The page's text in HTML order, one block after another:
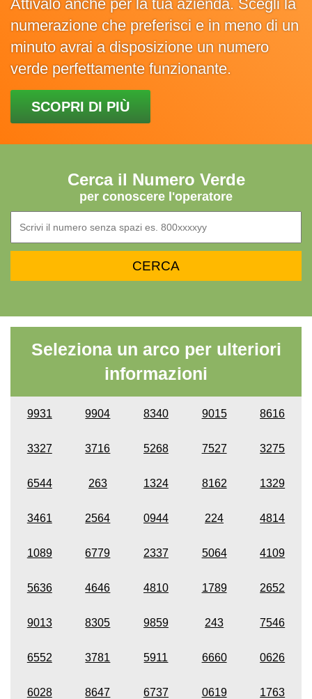
Attivalo anche per la tua azienda. Scegli la
numerazione che preferisci e in meno di un
minuto avrai a disposizione un numero
verde perfettamente funzionante.
SCOPRI DI PIÙ
Cerca il Numero Verde
per conoscere l'operatore
Seleziona un arco per ulteriori
informazioni
9931 9904 8340 9015 8616
3327 3716 5268 7527 3275
6544 263 1324 8162 1329
3461 2564 0944 224 4814
1089 6779 2337 5064 4109
5636 4646 4810 1789 2652
9013 8305 9859 243 7546
6552 3781 5911 6660 0626
6028 8647 6737 0619 1763